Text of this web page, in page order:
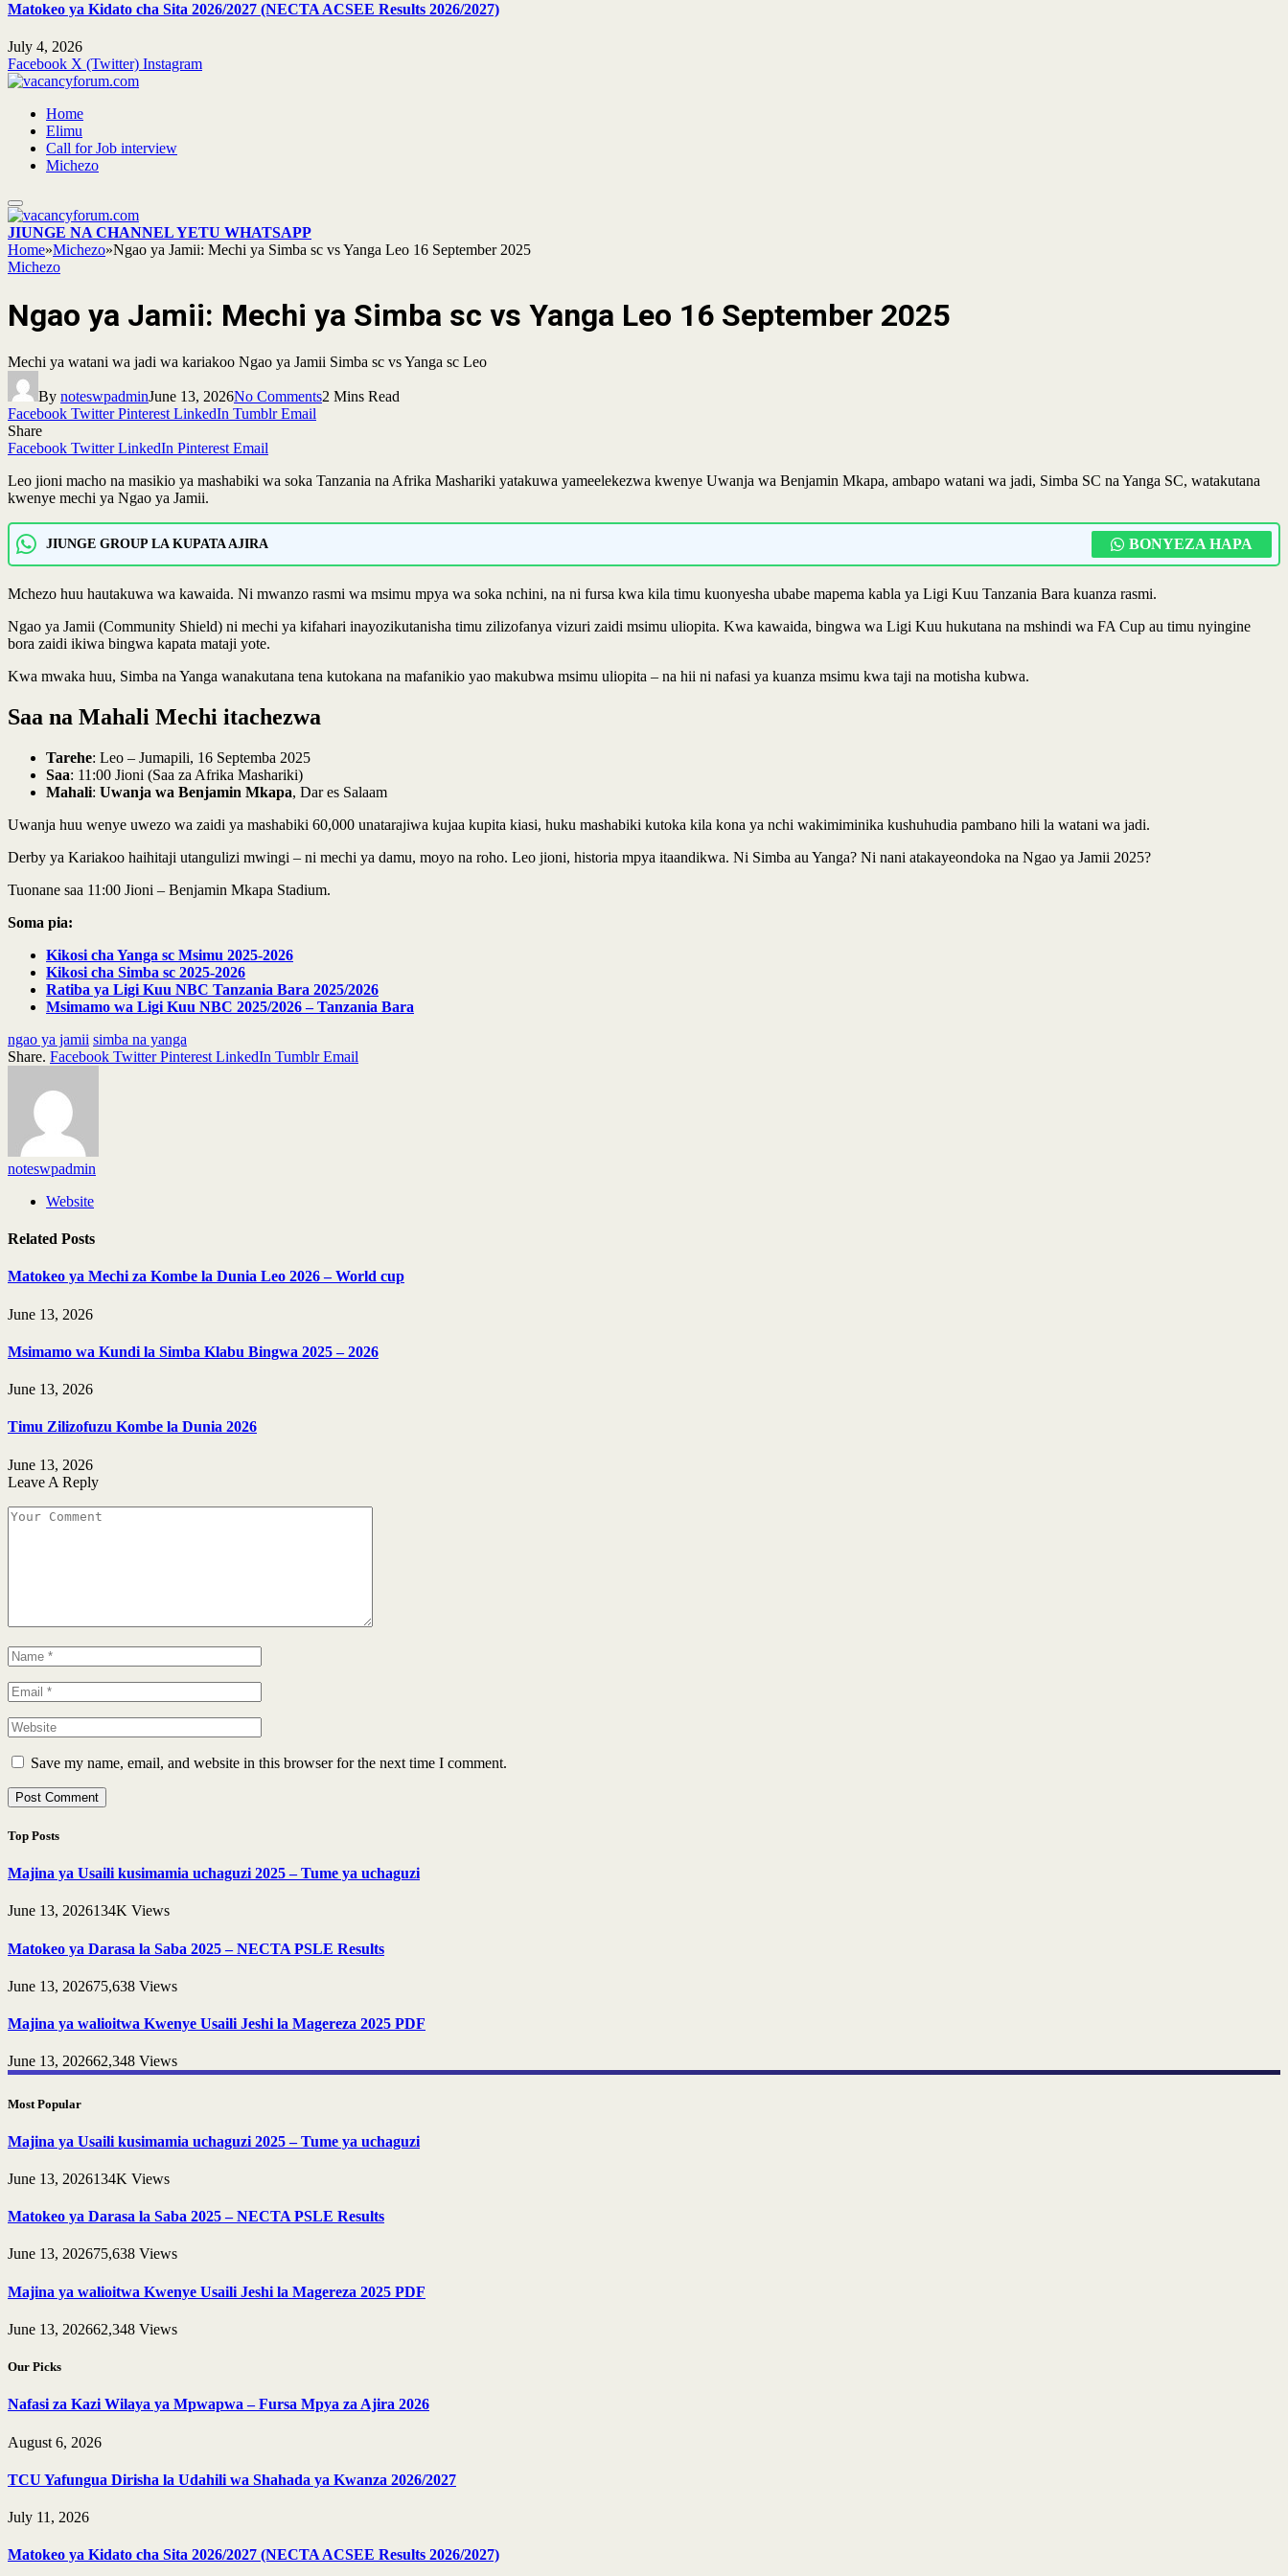
Matokeo ya Kidato cha Sita 2026/2027 (NECTA ACSEE Results 2026/2027)
July 4, 2026
Facebook X (Twitter) Instagram
Home
Elimu
Call for Job interview
Michezo
JIUNGE NA CHANNEL YETU WHATSAPP
Home»Michezo»Ngao ya Jamii: Mechi ya Simba sc vs Yanga Leo 16 September 2025
Michezo
Ngao ya Jamii: Mechi ya Simba sc vs Yanga Leo 16 September 2025
Mechi ya watani wa jadi wa kariakoo Ngao ya Jamii Simba sc vs Yanga sc Leo
By noteswpadminJune 13, 2026No Comments2 Mins Read
Facebook Twitter Pinterest LinkedIn Tumblr Email
Share
Facebook Twitter LinkedIn Pinterest Email
Leo jioni macho na masikio ya mashabiki wa soka Tanzania na Afrika Mashariki yatakuwa yameelekezwa kwenye Uwanja wa Benjamin Mkapa, ambapo watani wa jadi, Simba SC na Yanga SC, watakutana
kwenye mechi ya Ngao ya Jamii.
JIUNGE GROUP LA KUPATA AJIRA BONYEZA HAPA
Mchezo huu hautakuwa wa kawaida. Ni mwanzo rasmi wa msimu mpya wa soka nchini, na ni fursa kwa kila timu kuonyesha ubabe mapema kabla ya Ligi Kuu Tanzania Bara kuanza rasmi.
Ngao ya Jamii (Community Shield) ni mechi ya kifahari inayozikutanisha timu zilizofanya vizuri zaidi msimu uliopita. Kwa kawaida, bingwa wa Ligi Kuu hukutana na mshindi wa FA Cup au timu nyingine
bora zaidi ikiwa bingwa kapata mataji yote.
Kwa mwaka huu, Simba na Yanga wanakutana tena kutokana na mafanikio yao makubwa msimu uliopita – na hii ni nafasi ya kuanza msimu kwa taji na motisha kubwa.
Saa na Mahali Mechi itachezwa
Tarehe: Leo – Jumapili, 16 Septemba 2025
Saa: 11:00 Jioni (Saa za Afrika Mashariki)
Mahali: Uwanja wa Benjamin Mkapa, Dar es Salaam
Uwanja huu wenye uwezo wa zaidi ya mashabiki 60,000 unatarajiwa kujaa kupita kiasi, huku mashabiki kutoka kila kona ya nchi wakimiminika kushuhudia pambano hili la watani wa jadi.
Derby ya Kariakoo haihitaji utangulizi mwingi – ni mechi ya damu, moyo na roho. Leo jioni, historia mpya itaandikwa. Ni Simba au Yanga? Ni nani atakayeondoka na Ngao ya Jamii 2025?
Tuonane saa 11:00 Jioni – Benjamin Mkapa Stadium.
Soma pia:
Kikosi cha Yanga sc Msimu 2025-2026
Kikosi cha Simba sc 2025-2026
Ratiba ya Ligi Kuu NBC Tanzania Bara 2025/2026
Msimamo wa Ligi Kuu NBC 2025/2026 – Tanzania Bara
ngao ya jamii simba na yanga
Share. Facebook Twitter Pinterest LinkedIn Tumblr Email
noteswpadmin
Website
Related Posts
Matokeo ya Mechi za Kombe la Dunia Leo 2026 – World cup
June 13, 2026
Msimamo wa Kundi la Simba Klabu Bingwa 2025 – 2026
June 13, 2026
Timu Zilizofuzu Kombe la Dunia 2026
June 13, 2026
Leave A Reply
Save my name, email, and website in this browser for the next time I comment.
Top Posts
Majina ya Usaili kusimamia uchaguzi 2025 – Tume ya uchaguzi
June 13, 2026134K Views
Matokeo ya Darasa la Saba 2025 – NECTA PSLE Results
June 13, 202675,638 Views
Majina ya walioitwa Kwenye Usaili Jeshi la Magereza 2025 PDF
June 13, 202662,348 Views
Most Popular
Majina ya Usaili kusimamia uchaguzi 2025 – Tume ya uchaguzi
June 13, 2026134K Views
Matokeo ya Darasa la Saba 2025 – NECTA PSLE Results
June 13, 202675,638 Views
Majina ya walioitwa Kwenye Usaili Jeshi la Magereza 2025 PDF
June 13, 202662,348 Views
Our Picks
Nafasi za Kazi Wilaya ya Mpwapwa – Fursa Mpya za Ajira 2026
August 6, 2026
TCU Yafungua Dirisha la Udahili wa Shahada ya Kwanza 2026/2027
July 11, 2026
Matokeo ya Kidato cha Sita 2026/2027 (NECTA ACSEE Results 2026/2027)